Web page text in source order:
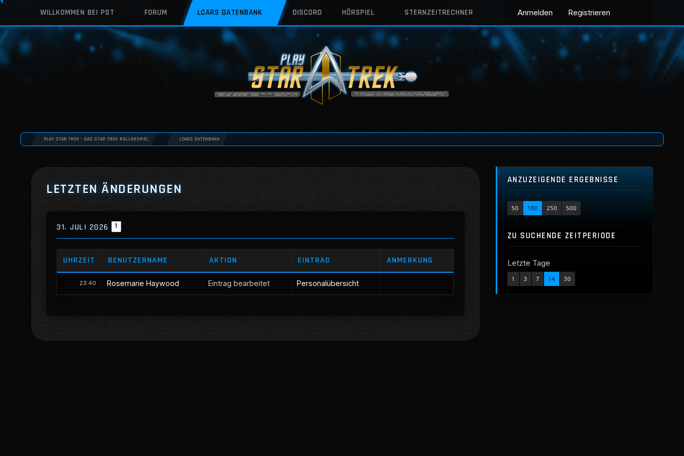
WILLKOMMEN BEI PST FORUM LCARS DATENBANK DISCORD HÖRSPIEL STERNZEITRECHNER Anmelden Registrieren
PLAY STAR TREK - DAS STAR TREK ROLLENSPIEL LCARS DATENBANK
LETZTEN ÄNDERUNGEN
31. JULI 2026 1
UHRZEIT BENUTZERNAME AKTION EINTRAG ANMERKUNG
23:40 Rosemarie Haywood Eintrag bearbeitet Personalübersicht
ANZUZEIGENDE ERGEBNISSE
50 100 250 500
ZU SUCHENDE ZEITPERIODE
Letzte Tage
1 3 7 14 30